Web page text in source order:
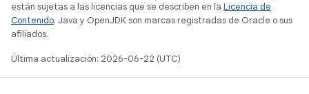
están sujetas a las licencias que se describen en la Licencia de
Contenido. Java y OpenJDK son marcas registradas de Oracle o sus
afiliados.
Última actualización: 2026-06-22 (UTC)